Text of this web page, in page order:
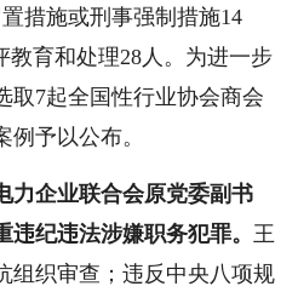
措施或刑事强制措施14
教育和处理28人。为进一步
取7起全国性行业协会商会
予以公布。
力企业联合会原党委副书
纪违法涉嫌职务犯罪。 王
组织审查；违反中央八项规